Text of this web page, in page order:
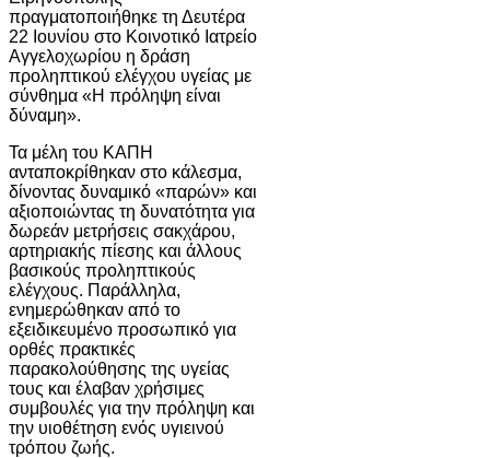
πραγματοποιήθηκε τη Δευτέρα
22 Ιουνίου στο Κοινοτικό Ιατρείο
Αγγελοχωρίου η δράση
προληπτικού ελέγχου υγείας με
σύνθημα «Η πρόληψη είναι
δύναμη».
Τα μέλη του ΚΑΠΗ
ανταποκρίθηκαν στο κάλεσμα,
δίνοντας δυναμικό «παρών» και
αξιοποιώντας τη δυνατότητα για
δωρεάν μετρήσεις σακχάρου,
αρτηριακής πίεσης και άλλους
βασικούς προληπτικούς
ελέγχους. Παράλληλα,
ενημερώθηκαν από το
εξειδικευμένο προσωπικό για
ορθές πρακτικές
παρακολούθησης της υγείας
τους και έλαβαν χρήσιμες
συμβουλές για την πρόληψη και
την υιοθέτηση ενός υγιεινού
τρόπου ζωής.